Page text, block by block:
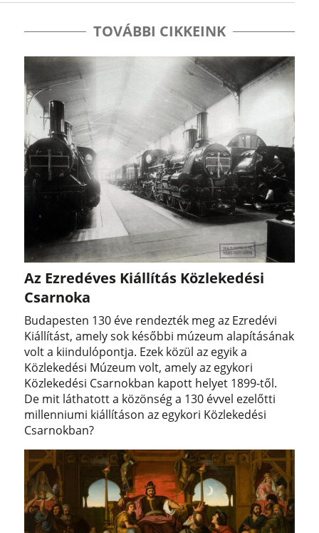
TOVÁBBI CIKKEINK
Az Ezredéves Kiállítás Közlekedési
Csarnoka
Budapesten 130 éve rendezték meg az Ezredévi
Kiállítást, amely sok későbbi múzeum alapításának
volt a kiindulópontja. Ezek közül az egyik a
Közlekedési Múzeum volt, amely az egykori
Közlekedési Csarnokban kapott helyet 1899-től.
De mit láthatott a közönség a 130 évvel ezelőtti
millenniumi kiállításon az egykori Közlekedési
Csarnokban?